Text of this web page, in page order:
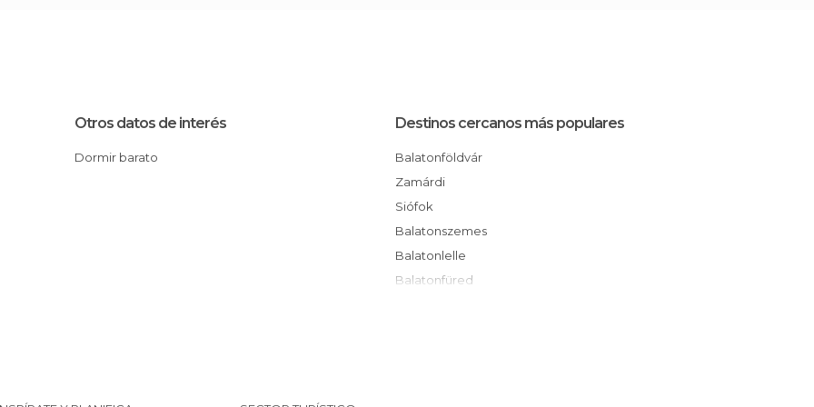
Otros datos de interés
Dormir barato
Destinos cercanos más populares
Balatonföldvár
Zamárdi
Siófok
Balatonszemes
Balatonlelle
Balatonfüred